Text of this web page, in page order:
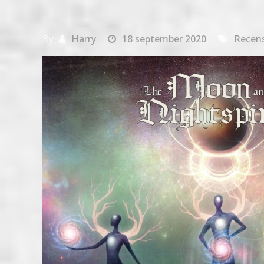
Harry 18 september 2020